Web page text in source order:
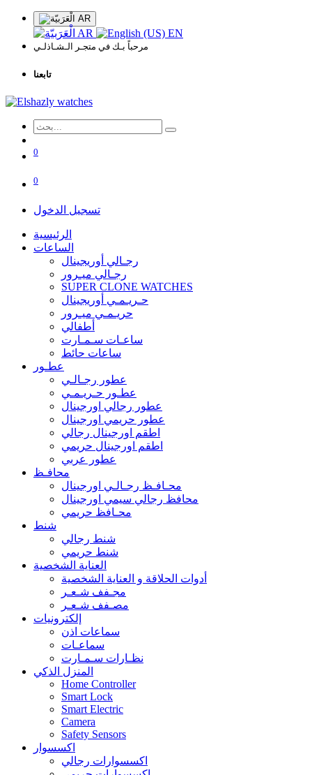
AR
AR EN
مرحباً بـك في متجـر الـشـاذلـي
تابعنا
0
0
تسجيل الدخول
الرئيسية
الساعات
رجـالي أوريجينال
رجـالي ميـرور
SUPER CLONE WATCHES
حـريـمـي أوريجينال
حريـمـي ميـرور
أطفالي
ساعـات سـمـارت
ساعات حائط
عطـور
عطور رجـالـي
عطـور حـريـمـي
عطور رجالي اورجينال
عطور حريمي اورجينال
اطقم اورجينال رجالي
اطقم اورجينال حريمي
عطور عربي
محافـظ
محـافـظ رجـالـي اورجينال
محافظ رجالي سيمي اورجينال
محـافظ حريمي
شنط
شنط رجالي
شنط حريمي
العناية الشخصية
أدوات الحلاقة و العناية الشخصية
مجـفف شـعـر
مصـفف شـعـر
إلكترونيات
سماعات اذن
سماعـات
نظـارات سـمـارت
المنزل الذكي
Home Controller
Smart Lock
Smart Electric
Camera
Safety Sensors
اكسسوار
اكسسوارات رجالي